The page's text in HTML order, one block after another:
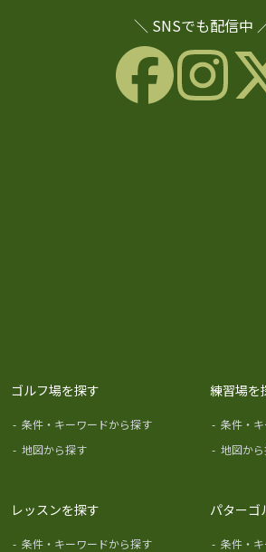
＼ SNSでも配信中
ゴルフ場を探す
- 条件・キーワードから探す
- 地図から探す
練習場を
- 条件・
- 地図か
レッスンを探す
- 条件・キーワードから探す
パターゴ
- 条件・